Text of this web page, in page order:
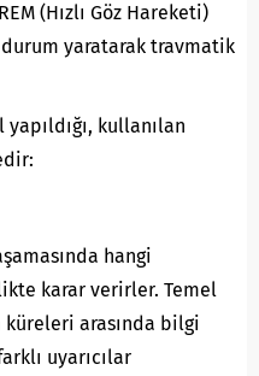
(Hızlı Göz Hareketi)
yaratarak travmatik
kullanılan
hangi
karar verirler. Temel
küreleri arasında bilgi
uyarıcılar